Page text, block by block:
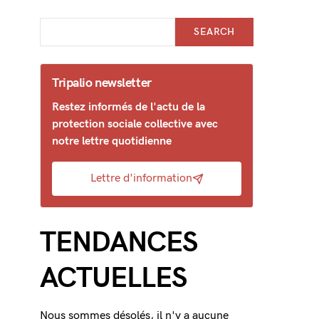
SEARCH
Tripalio newsletter
Restez informés de l'actu de la
protection sociale collective avec
notre lettre quotidienne
Lettre d'information
TENDANCES
ACTUELLES
Nous sommes désolés, il n'y a aucune